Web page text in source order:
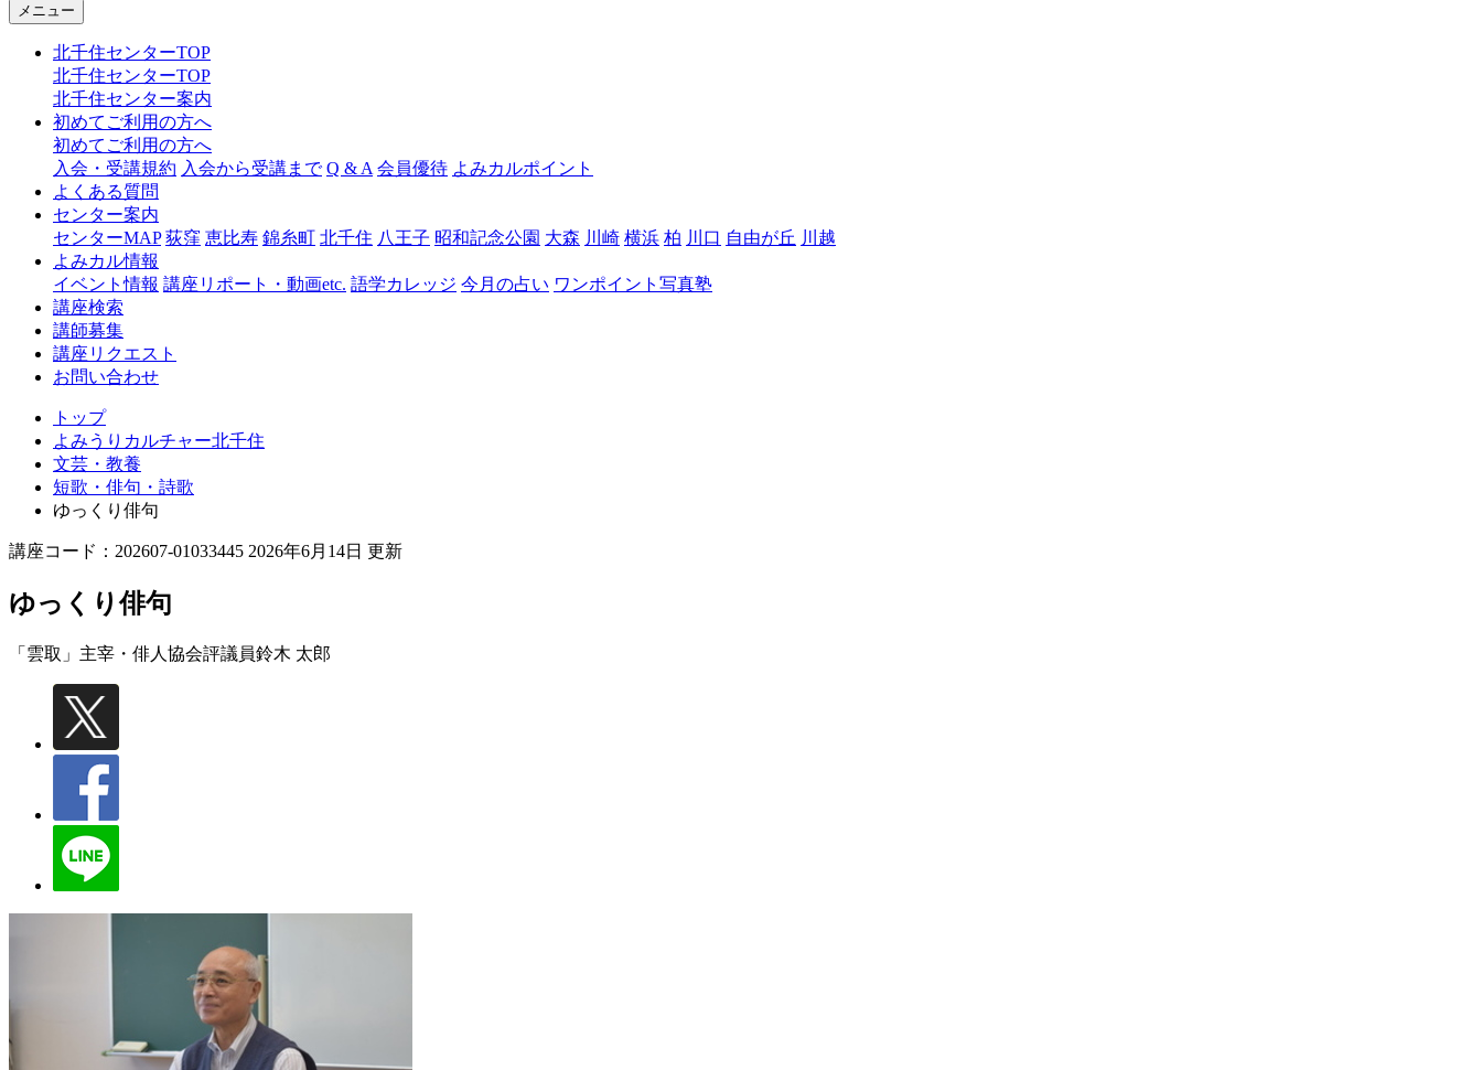
ャ
北
千
メニュー
北千住センターTOP
北千住センターTOP
北千住センター案内
初めてご利用の方へ
初めてご利用の方へ
入会・受講規約 入会から受講まで Q & A 会員優待 よみカルポイント
よくある質問
センター案内
センターMAP 荻窪 恵比寿 錦糸町 北千住 八王子 昭和記念公園 大森 川崎 横浜 柏 川口 自由が丘 川越
よみカル情報
イベント情報 講座リポート・動画etc. 語学カレッジ 今月の占い ワンポイント写真塾
講座検索
講師募集
講座リクエスト
お問い合わせ
トップ
よみうりカルチャー北千住
文芸・教養
短歌・俳句・詩歌
ゆっくり俳句
講座コード：202607-01033445 2026年6月14日 更新
ゆっくり俳句
「雲取」主宰・俳人協会評議員鈴木 太郎